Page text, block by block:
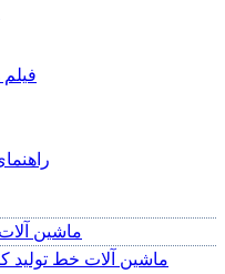
ماشین
ماشین آلات خط تولید